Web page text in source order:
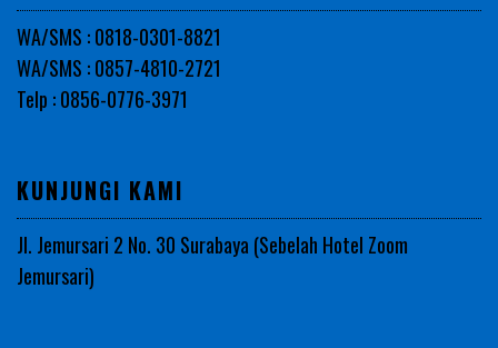
WA/SMS : 0818-0301-8821
WA/SMS : 0857-4810-2721
Telp : 0856-0776-3971
KUNJUNGI KAMI
Jl. Jemursari 2 No. 30 Surabaya (Sebelah Hotel Zoom
Jemursari)